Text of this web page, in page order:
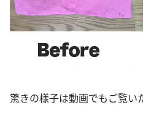
驚きの様子は動画でもご覧い